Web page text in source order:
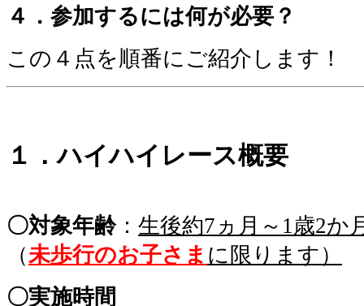
４．参加するには何が必要？
この４点を順番にご紹介します！
１．ハイハイレース概要
〇対象年齢： 生後約7ヵ月～1歳2か
（未歩行のお子さま に限ります）
〇実施時間